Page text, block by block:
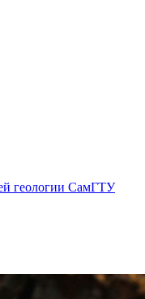
геологии СамГТУ